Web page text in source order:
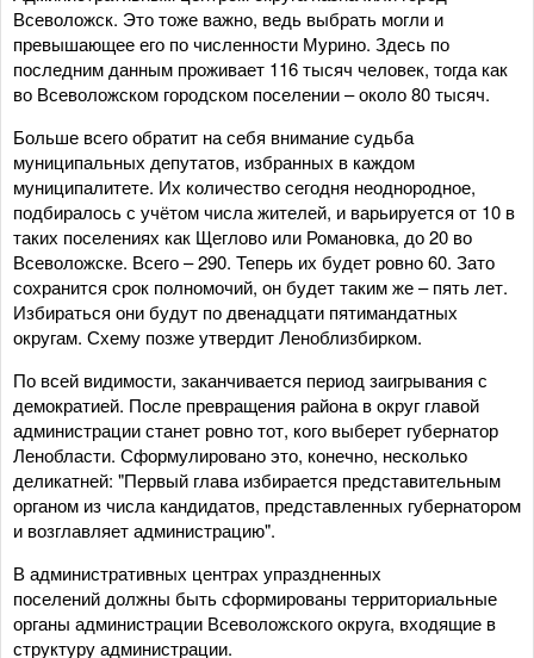
Всеволожск. Это тоже важно, ведь выбрать могли и
превышающее его по численности Мурино. Здесь по
последним данным проживает 116 тысяч человек, тогда как
во Всеволожском городском поселении – около 80 тысяч.
Больше всего обратит на себя внимание судьба
муниципальных депутатов, избранных в каждом
муниципалитете. Их количество сегодня неоднородное,
подбиралось с учётом числа жителей, и варьируется от 10 в
таких поселениях как Щеглово или Романовка, до 20 во
Всеволожске. Всего – 290. Теперь их будет ровно 60. Зато
сохранится срок полномочий, он будет таким же – пять лет.
Избираться они будут по двенадцати пятимандатных
округам. Схему позже утвердит Леноблизбирком.
По всей видимости, заканчивается период заигрывания с
демократией. После превращения района в округ главой
администрации станет ровно тот, кого выберет губернатор
Ленобласти. Сформулировано это, конечно, несколько
деликатней: "Первый глава избирается представительным
органом из числа кандидатов, представленных губернатором
и возглавляет администрацию".
В административных центрах упраздненных
поселений должны быть сформированы территориальные
органы администрации Всеволожского округа, входящие в
структуру администрации.